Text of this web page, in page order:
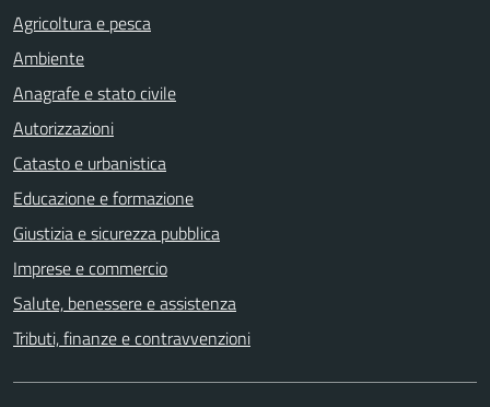
Agricoltura e pesca
Ambiente
Anagrafe e stato civile
Autorizzazioni
Catasto e urbanistica
Educazione e formazione
Giustizia e sicurezza pubblica
Imprese e commercio
Salute, benessere e assistenza
Tributi, finanze e contravvenzioni